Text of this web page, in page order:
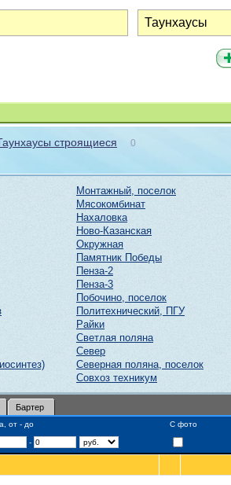
строящиеся 0
Монтажный, поселок
Мясокомбинат
Нахаловка
Ново-Казанская
Окружная
Памятник Победы
Пенза-2
Пенза-3
Побочино, поселок
Политехнический, ПГУ
Райки
Светлая поляна
Север
Северная поляна, поселок
Совхоз техникум
Бартер
от - до С фото
-